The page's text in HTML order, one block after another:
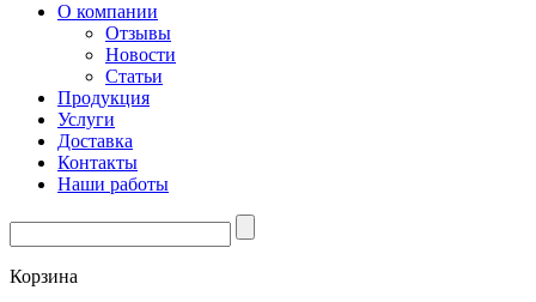
О компании
Отзывы
Новости
Статьи
Продукция
Услуги
Доставка
Контакты
Наши работы
Корзина